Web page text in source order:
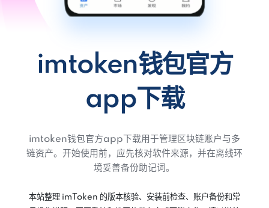
imtoken钱包官方
app下载
imtoken钱包官方app下载用于管理区块链账户与多
链资产。开始使用前，应先核对软件来源，并在离线环
境妥善备份助记词。
本站整理 imToken 的版本核验、安装前检查、账户备份和常